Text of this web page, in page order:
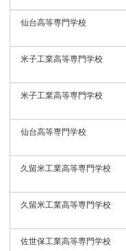
仙台高等専門学校
米子工業高等専門学校
米子工業高等専門学校
仙台高等専門学校
久留米工業高等専門学校
久留米工業高等専門学校
佐世保工業高等専門学校